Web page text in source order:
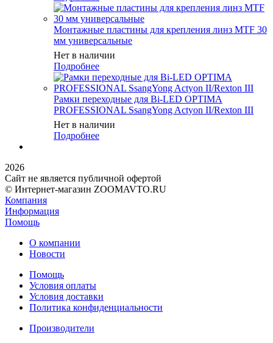
Монтажные пластины для крепления линз MTF 30
мм универсальные
Нет в наличии
Подробнее
Рамки переходные для Bi-LED OPTIMA
PROFESSIONAL SsangYong Actyon II/Rexton III
Нет в наличии
Подробнее
2026
Сайт не является публичной офертой
© Интернет-магазин ZOOMAVTO.RU
Компания
Информация
Помощь
О компании
Новости
Помощь
Условия оплаты
Условия доставки
Политика конфиденциальности
Производители